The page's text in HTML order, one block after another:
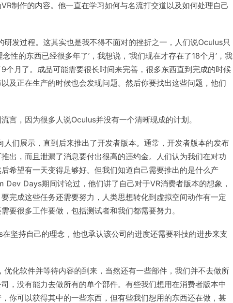
制作的内容。他一直在学习如何与名流打交道以及如何处理自己
研发过程。这其实也是我不得不面对的挫折之一，人们说Oculus只
性的东西已经很多年了’，我想说，‘我们现在才存在了18个月’，我
个月了。成品可能需要很长时间来完善，很多东西直到完成的时候
及正在生产的时候也会发现问题。然后你要找出这些问题，他们
言，因为很多人说Oculus并没有一个清晰现成的计划。
人们展示，直到后来推出了开发者版本。通常，开发者版本的发布
出，而且泄漏了消息要付出很高的违约金。人们认为我们在对功
希望有一天变得足够好。但我们知道自己需要推出的是什么产
Dev Days期间讨论过，他们讲了自己对于VR消费者版本的想象，
完成这些任务还需要努力，人类思想转化到虚拟空间动作有一定
要很多工作要做，包括测试者和我们都需要努力。
坚持自己的理念，他也承认该公司的进度还需要科技的进步来支
优化软件并等待内容的到来，当然还有一些部件，我们并不去做所
，没有能力去做所有的单个部件。有些我们想用在消费者版本中
你可以获得其中的一些东西，但有些我们想用的东西还在做，甚